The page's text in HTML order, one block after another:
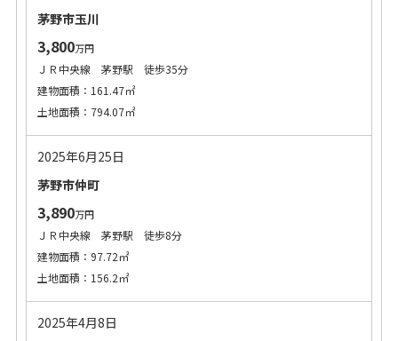
茅野市玉川
3,800万円
ＪＲ中央線 茅野駅 徒歩35分
建物面積：161.47㎡
土地面積：794.07㎡
2025年6月25日
茅野市仲町
3,890万円
ＪＲ中央線 茅野駅 徒歩8分
建物面積：97.72㎡
土地面積：156.2㎡
2025年4月8日